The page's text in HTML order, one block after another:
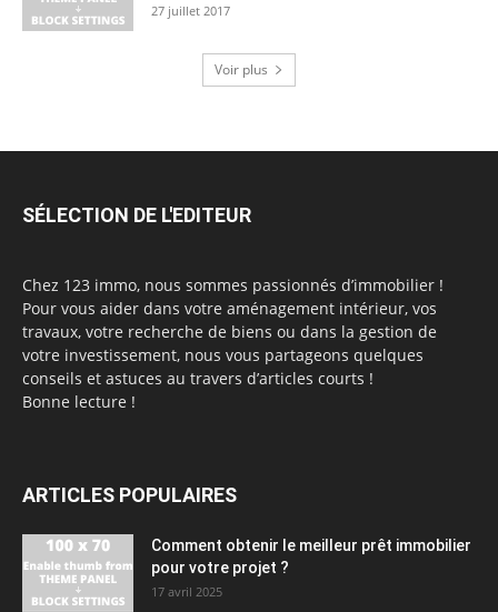
27 juillet 2017
Voir plus
SÉLECTION DE L'EDITEUR
Chez 123 immo, nous sommes passionnés d’immobilier !
Pour vous aider dans votre aménagement intérieur, vos
travaux, votre recherche de biens ou dans la gestion de
votre investissement, nous vous partageons quelques
conseils et astuces au travers d’articles courts !
Bonne lecture !
ARTICLES POPULAIRES
Comment obtenir le meilleur prêt immobilier
pour votre projet ?
17 avril 2025